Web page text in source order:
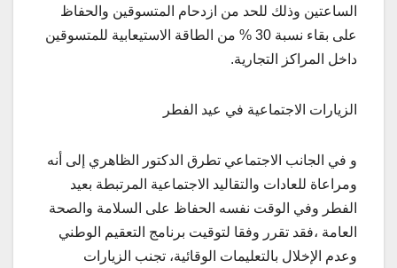
الساعتين وذلك للحد من ازدحام المتسوقين والحفاظ
على بقاء نسبة 30 % من الطاقة الاستيعابية للمتسوقين
داخل المراكز التجارية.
الزيارات الاجتماعية في عيد الفطر
و في الجانب الاجتماعي تطرق الدكتور الظاهري إلى أنه
ومراعاة للعادات والتقاليد الاجتماعية المرتبطة بعيد
الفطر وفي الوقت نفسه الحفاظ على السلامة والصحة
العامة ،فقد تقرر وفقا لتوقيت برنامج التعقيم الوطني
وعدم الإخلال بالتعليمات الوقائية، تجنب الزيارات